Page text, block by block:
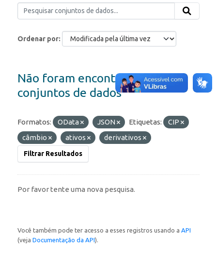
Ordenar por
Não foram encontrados
conjuntos de dados
Formatos: OData JSON Etiquetas:
CIP
câmbio
ativos derivativos
Filtrar Resultados
Por favor tente uma nova pesquisa.
Você também pode ter acesso a esses registros usando a API
(veja Documentação da API).